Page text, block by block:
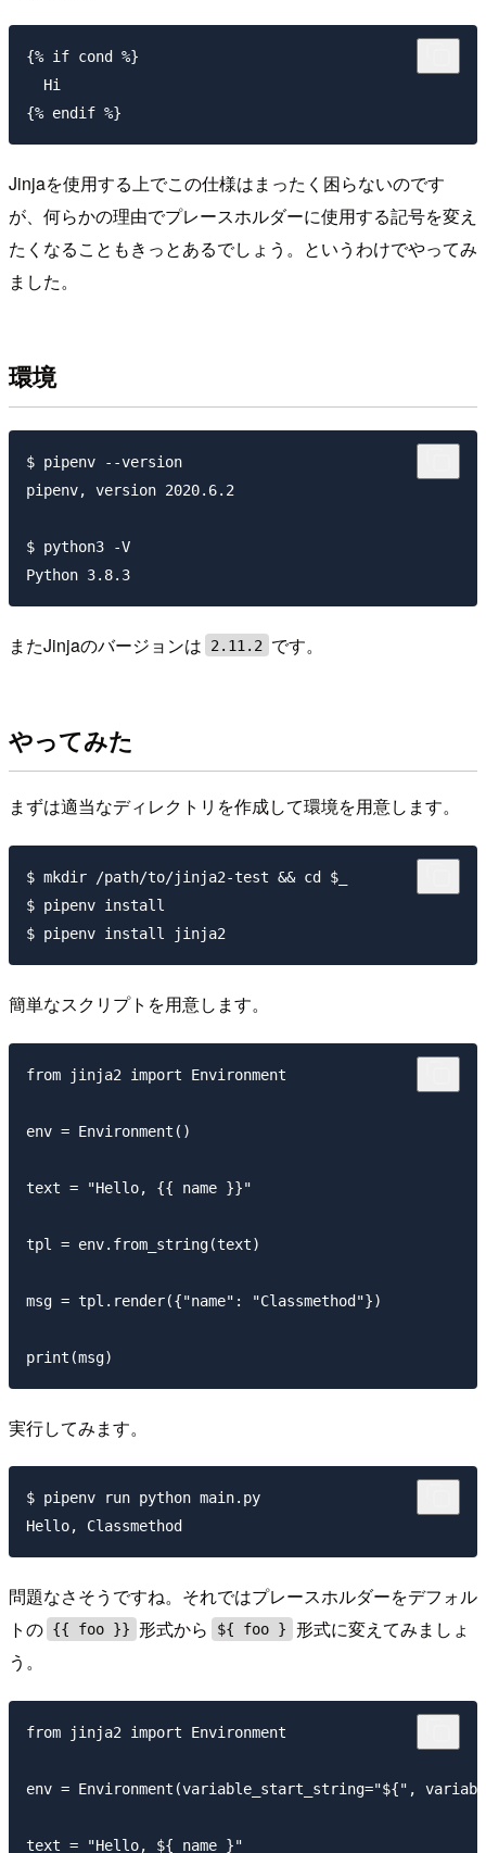
{% if cond %}
  Hi
Jinjaを使用する上でこの仕様はまったく困らないのです
が、何らかの理由でプレースホルダーに使用する記号を変え
たくなることもきっとあるでしょう。というわけでやってみ
ました。
環境
$ pipenv --version
pipenv, version 2020.6.2
$ python3 -V
またJinjaのバージョンは 2.11.2 です。
やってみた
まずは適当なディレクトリを作成して環境を用意します。
$ mkdir /path/to/jinja2-test && cd $_
$ pipenv install
簡単なスクリプトを用意します。
from jinja2 import Environment
env = Environment()
text = "Hello, {{ name }}"
tpl = env.from_string(text)
msg = tpl.render({"name": "Classmethod"})
実行してみます。
$ pipenv run python main.py
問題なさそうですね。それではプレースホルダーをデフォル
トの {{ foo }} 形式から ${ foo }
形式に変えてみましょ
う。
from jinja2 import Environment
env = Environment(variable_start_string="${",
text = "Hello, ${ name }"